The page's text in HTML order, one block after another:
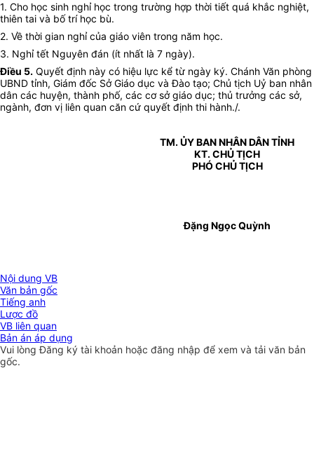
1. Cho học sinh nghỉ học trong trường hợp thời tiết quá khắc nghiệt,
thiên tai và bố trí học bù.
2. Về thời gian nghỉ của giáo viên trong năm học.
3. Nghỉ tết Nguyên đán (ít nhất là 7 ngày).
Điều 5. Quyết định này có hiệu lực kể từ ngày ký. Chánh Văn phòng
UBND tỉnh, Giám đốc Sở Giáo dục và Đào tạo; Chủ tịch Uỷ ban nhân
dân các huyện, thành phố, các cơ sở giáo dục; thủ trưởng các sở,
ngành, đơn vị liên quan căn cứ quyết định thi hành./.
TM. ỦY BAN NHÂN DÂN TỈNH
KT. CHỦ TỊCH
PHÓ CHỦ TỊCH
Đặng Ngọc Quỳnh
Nội dung VB
Văn bản gốc
Tiếng anh
Lược đồ
VB liên quan
Bản án áp dụng
Vui lòngĐăng ký tài khoản hoặc đăng nhập để xem và tải văn bản
gốc.